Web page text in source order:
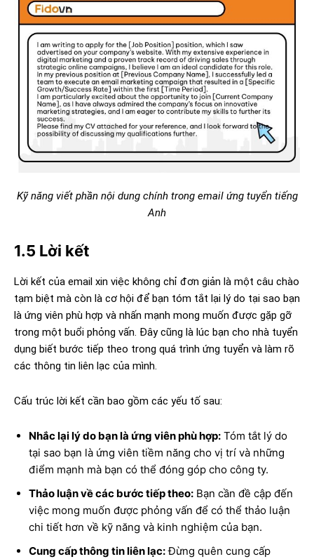
Kỹ năng viết phần nội dung chính trong email ứng tuyển tiếng
Anh
1.5 Lời kết
Lời kết của email xin việc không chỉ đơn giản là một câu chào
tạm biệt mà còn là cơ hội để bạn tóm tắt lại lý do tại sao bạn
là ứng viên phù hợp và nhấn mạnh mong muốn được gặp gỡ
trong một buổi phỏng vấn. Đây cũng là lúc bạn cho nhà tuyển
dụng biết bước tiếp theo trong quá trình ứng tuyển và làm rõ
các thông tin liên lạc của mình.
Cấu trúc lời kết cần bao gồm các yếu tố sau:
Nhắc lại lý do bạn là ứng viên phù hợp: Tóm tắt lý do
tại sao bạn là ứng viên tiềm năng cho vị trí và những
điểm mạnh mà bạn có thể đóng góp cho công ty.
Thảo luận về các bước tiếp theo: Bạn cần đề cập đến
việc mong muốn được phỏng vấn để có thể thảo luận
chi tiết hơn về kỹ năng và kinh nghiệm của bạn.
Cung cấp thông tin liên lạc:Đừng quên cung cấp